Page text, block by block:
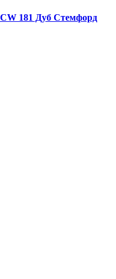
CW 181 Дуб Стемфорд